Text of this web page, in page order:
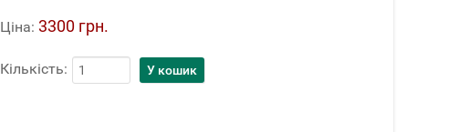
Ціна: 3300 грн.
Кількість: